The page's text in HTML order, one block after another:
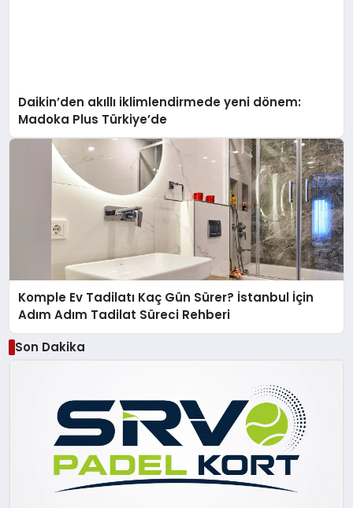
Daikin’den akıllı iklimlendirmede yeni dönem:
Madoka Plus Türkiye’de
Komple Ev Tadilatı Kaç Gün Sürer? İstanbul İçin
Adım Adım Tadilat Süreci Rehberi
Son Dakika